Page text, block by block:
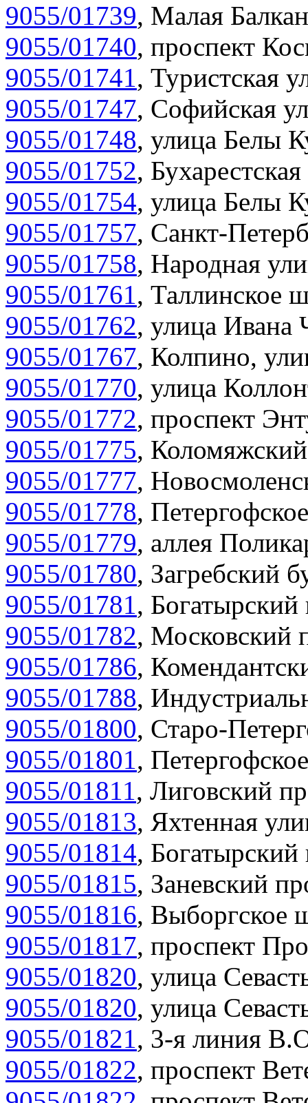
9055/01739, Малая
9055/01740, проспект
9055/01741, Туристская
9055/01747, Софийская
9055/01748, улица Белы
9055/01752,
9055/01754, улица Белы
9055/01757, Санкт-
9055/01758, Народная
9055/01761, Таллинское
9055/01762, улица Ивана
9055/01767, Колпино,
9055/01770, улица
9055/01772, проспект
9055/01775,
9055/01777,
9055/01778,
9055/01779, аллея
9055/01780, Загребский
9055/01781, Богатырский
9055/01782, Московский
9055/01786,
9055/01788,
9055/01800, Старо-
9055/01801,
9055/01811, Лиговский
9055/01813, Яхтенная
9055/01814, Богатырский
9055/01815, Заневский
9055/01816, Выборгское
9055/01817, проспект
9055/01820, улица
9055/01820, улица
9055/01821, 3-я линия
9055/01822, проспект